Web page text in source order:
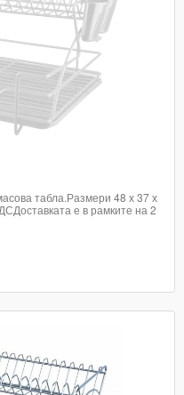
табла.Размери 48 х 37 х
е в рамките на 2